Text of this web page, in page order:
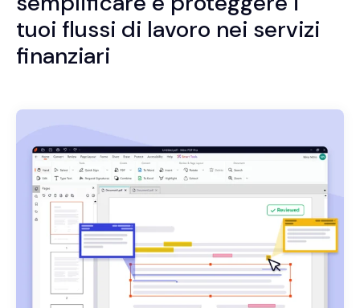
tuoi flussi di lavoro nei servizi
finanziari